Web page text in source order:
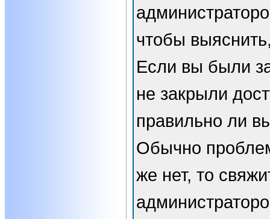
чтобы
Если вы были
не закрыли
правильно ли
Обычно
же нет, то